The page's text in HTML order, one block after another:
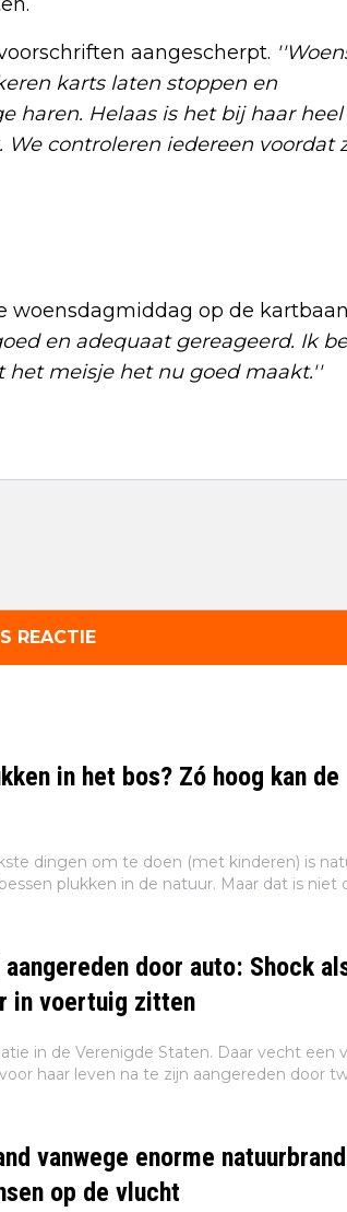
aangescherpt.
karts laten stoppen en
haren. Helaas is het bij haar heel
controleren iedereen voordat
woensdagmiddag op de kartbaan
en adequaat gereageerd. Ik
meisje het nu goed maakt.''
REACTIE
in het bos? Zó hoog kan de
dingen om te doen (met kinderen) is
plukken in de natuur. Maar dat is niet
door auto: Shock
in voertuig zitten
in de Verenigde Staten. Daar vecht een
haar leven na te zijn aangereden door
vanwege enorme
op de vlucht